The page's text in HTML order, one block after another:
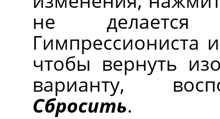
не делается
Гимпрессиониста
чтобы вернуть
варианту,
Сбросить.